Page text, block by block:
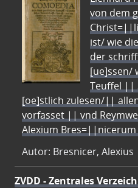
von dem
ist/ wie
der
[ue]ssen/
Teuffel ||
[oe]stlich zulesen/||
vorfasset || vnd
Alexium
Autor: Bresnicer, Alexius
ZVDD - Zentrales